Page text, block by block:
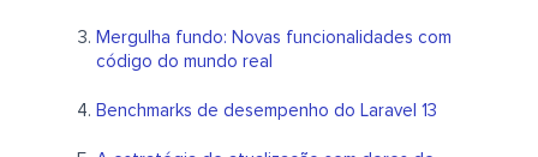
Mergulha fundo: Novas funcionalidades com
código do mundo real
Benchmarks de desempenho do Laravel 13